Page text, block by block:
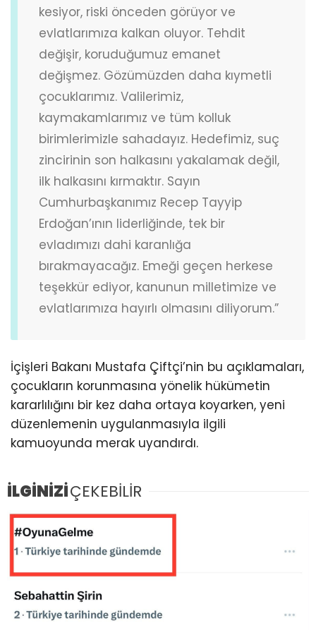
kesiyor, riski önceden görüyor ve
evlatlarımıza kalkan oluyor. Tehdit
değişir, koruduğumuz emanet
değişmez. Gözümüzden daha kıymetli
çocuklarımız. Valilerimiz,
kaymakamlarımız ve tüm kolluk
birimlerimizle sahadayız. Hedefimiz, suç
zincirinin son halkasını yakalamak değil,
ilk halkasını kırmaktır. Sayın
Cumhurbaşkanımız Recep Tayyip
Erdoğan’ının liderliğinde, tek bir
evladımızı dahi karanlığa
bırakmayacağız. Emeği geçen herkese
teşekkür ediyor, kanunun milletimize ve
evlatlarımıza hayırlı olmasını diliyorum.”
İçişleri Bakanı Mustafa Çiftçi’nin bu açıklamaları,
çocukların korunmasına yönelik hükümetin
kararlılığını bir kez daha ortaya koyarken, yeni
düzenlemenin uygulanmasıyla ilgili
kamuoyunda merak uyandırdı.
İLGİNİZİÇEKEBİLİR